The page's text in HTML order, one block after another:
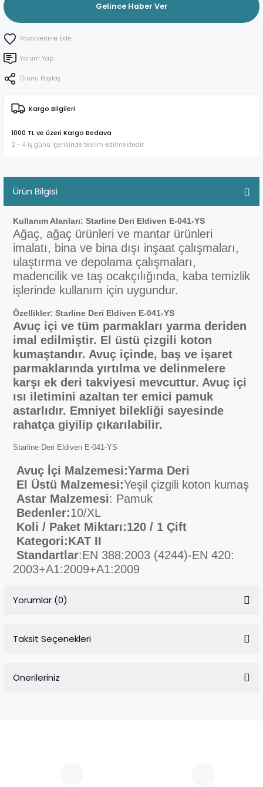
Gelince Haber Ver
Yorum Yap
Ürünü Paylaş
Kargo Bilgileri
1000 TL ve üzeri Kargo Bedava
2 - 4 iş günü içerisinde teslim edilmektedir.
Ürün Bilgisi
Kullanım Alanları: Starline Deri Eldiven E-041-YS
Ağaç, ağaç ürünleri ve mantar ürünleri
imalatı, bina ve bina dışı inşaat çalışmaları,
ulaştırma ve depolama çalışmaları,
madencilik ve taş ocakçılığında, kaba temizlik
işlerinde kullanım için uygundur.
Özellikler: Starline Deri Eldiven E-041-YS
Avuç içi ve tüm parmakları yarma deriden
imal edilmiştir. El üstü çizgili koton
kumaştandır. Avuç içinde, baş ve işaret
parmaklarında yırtılma ve delinmelere
karşı ek deri takviyesi mevcuttur. Avuç içi
ısı iletimini azaltan ter emici pamuk
astarlıdır. Emniyet bilekliği sayesinde
rahatça giyilip çıkarılabilir.
Starline Deri Eldiven E-041-YS
Avuç İçi Malzemesi:Yarma Deri
El Üstü Malzemesi:Yeşil çizgili koton kumaş
Astar Malzemesi: Pamuk
Bedenler:10/XL
Koli / Paket Miktarı:120 / 1 Çift
Kategori:KAT II
Standartlar:EN 388:2003 (4244)-EN 420:
2003+A1:2009+A1:2009
Yorumlar (0)
Taksit Seçenekleri
Önerileriniz